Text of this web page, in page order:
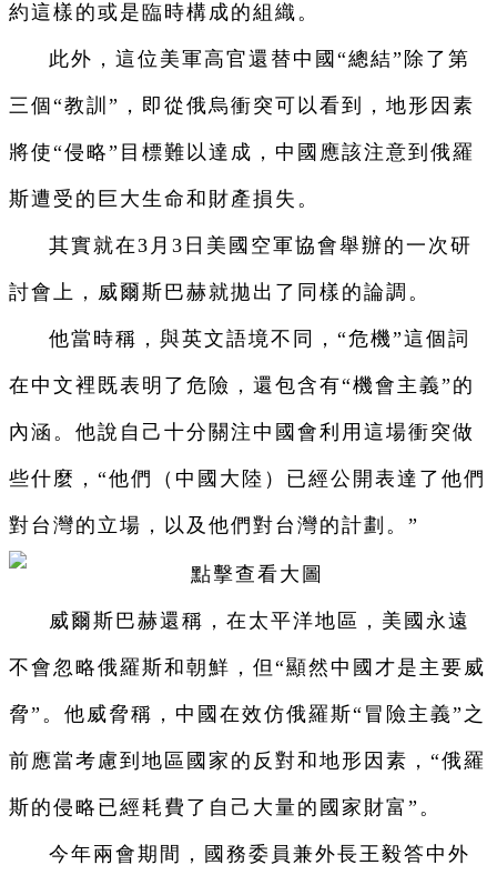
約這樣的或是臨時構成的組織。
此外，這位美軍高官還替中國“總結”除了第
三個“教訓”，即從俄烏衝突可以看到，地形因素
將使“侵略”目標難以達成，中國應該注意到俄羅
斯遭受的巨大生命和財產損失。
其實就在3月3日美國空軍協會舉辦的一次研
討會上，威爾斯巴赫就拋出了同樣的論調。
他當時稱，與英文語境不同，“危機”這個詞
在中文裡既表明了危險，還包含有“機會主義”的
內涵。他說自己十分關注中國會利用這場衝突做
些什麼，“他們（中國大陸）已經公開表達了他們
對台灣的立場，以及他們對台灣的計劃。”
威爾斯巴赫還稱，在太平洋地區，美國永遠
不會忽略俄羅斯和朝鮮，但“顯然中國才是主要威
脅”。他威脅稱，中國在效仿俄羅斯“冒險主義”之
前應當考慮到地區國家的反對和地形因素，“俄羅
斯的侵略已經耗費了自己大量的國家財富”。
今年兩會期間，國務委員兼外長王毅答中外